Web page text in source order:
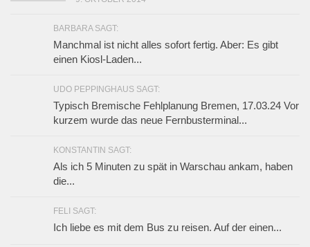
BARBARA SAGT:
Manchmal ist nicht alles sofort fertig. Aber: Es gibt
einen Kiosl-Laden...
UDO PEPPINGHAUS SAGT:
Typisch Bremische Fehlplanung Bremen, 17.03.24 Vor
kurzem wurde das neue Fernbusterminal...
KONSTANTIN SAGT:
Als ich 5 Minuten zu spät in Warschau ankam, haben
die...
FELI SAGT:
Ich liebe es mit dem Bus zu reisen. Auf der einen...